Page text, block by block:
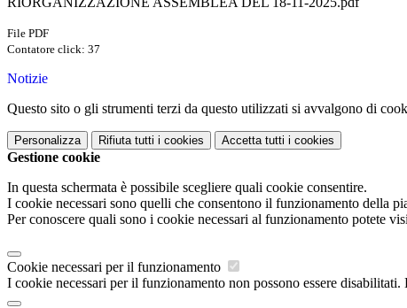
File PDF
Contatore click: 37
Notizie
Questo sito o gli strumenti terzi da questo utilizzati si avvalgono di
Personalizza Rifiuta tutti i cookies Accetta tutti i cookies
Gestione cookie
In questa schermata è possibile scegliere quali cookie consentire.
I cookie necessari sono quelli che consentono il funzionamento della
Per conoscere quali sono i cookie necessari al funzionamento potete
Cookie necessari per il funzionamento
I cookie necessari per il funzionamento non possono essere